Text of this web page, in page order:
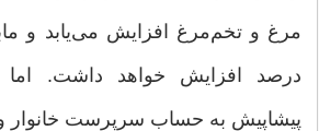
درصد افزایش خواهد داشت. اما
پیشاپیش به حساب سرپرست خانوار